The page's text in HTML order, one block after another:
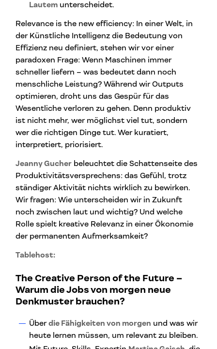
Lautem unterscheidet.
Relevance is the new efficiency: In einer Welt, in
der Künstliche Intelligenz die Bedeutung von
Effizienz neu definiert, stehen wir vor einer
paradoxen Frage: Wenn Maschinen immer
schneller liefern – was bedeutet dann noch
menschliche Leistung? Während wir Outputs
optimieren, droht uns das Gespür für das
Wesentliche verloren zu gehen. Denn produktiv
ist nicht mehr, wer möglichst viel tut, sondern
wer die richtigen Dinge tut. Wer kuratiert,
interpretiert, priorisiert.
Jeanny Gucher beleuchtet die Schattenseite des
Produktivitätsversprechens: das Gefühl, trotz
ständiger Aktivität nichts wirklich zu bewirken.
Wir fragen: Wie unterscheiden wir in Zukunft
noch zwischen laut und wichtig? Und welche
Rolle spielt kreative Relevanz in einer Ökonomie
der permanenten Aufmerksamkeit?
Tablehost:
The Creative Person of the Future –
Warum die Jobs von morgen neue
Denkmuster brauchen?
Überdie Fähigkeiten von morgen und was wir
heute lernen müssen, um relevant zu bleiben.